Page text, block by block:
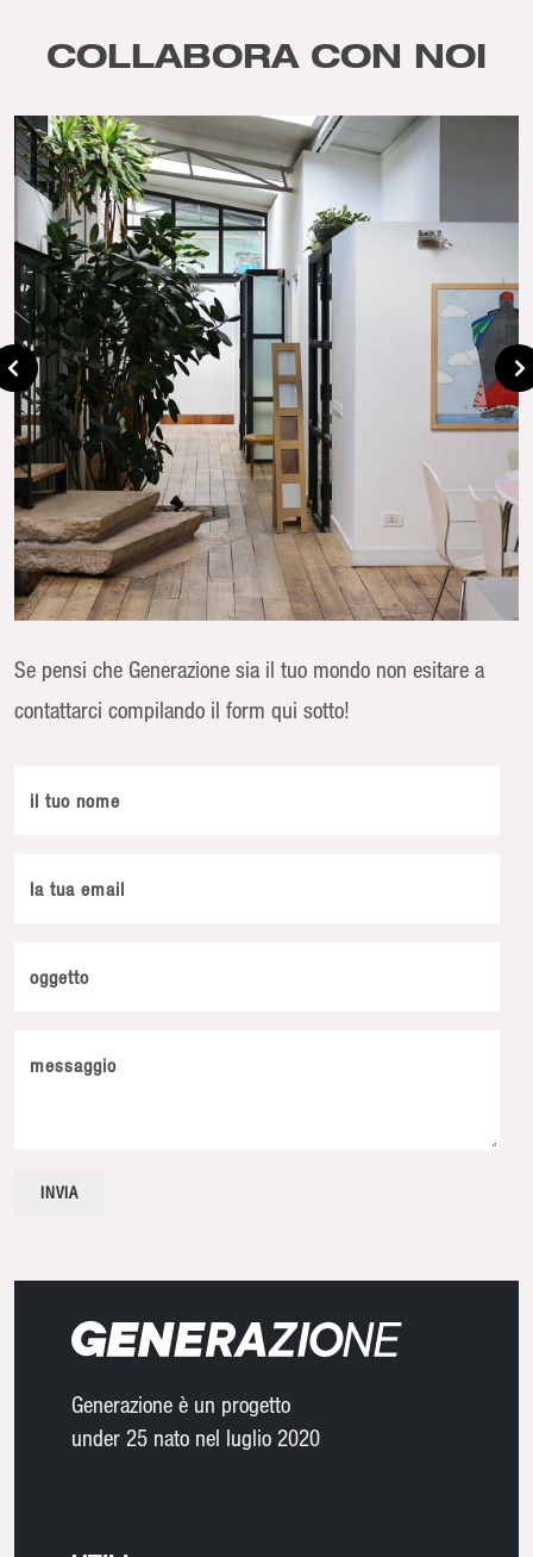
COLLABORA CON NOI
Se pensi che Generazione sia il tuo mondo non esitare a
contattarci compilando il form qui sotto!
il tuo nome
la tua email
oggetto
messaggio
Generazione è un progetto
under 25 nato nel luglio 2020